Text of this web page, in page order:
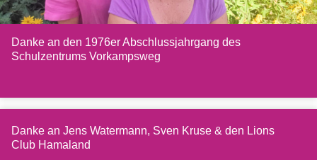
Danke an den 1976er Abschlussjahrgang des
Schulzentrums Vorkampsweg
Danke an Jens Watermann, Sven Kruse & den Lions
Club Hamaland